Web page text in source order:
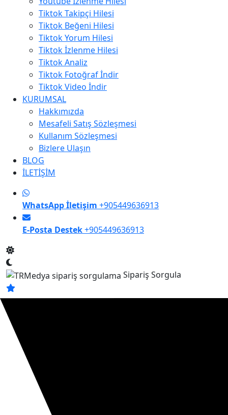
Tiktok Takipçi Hilesi
Tiktok Beğeni Hilesi
Tiktok Yorum Hilesi
Tiktok İzlenme Hilesi
Tiktok Analiz
Tiktok Fotoğraf İndir
Tiktok Video İndir
KURUMSAL
Hakkımızda
Mesafeli Satış Sözleşmesi
Kullanım Sözleşmesi
Bizlere Ulaşın
BLOG
İLETİŞİM
WhatsApp İletişim +905449636913
E-Posta Destek+905449636913
Sipariş Sorgula